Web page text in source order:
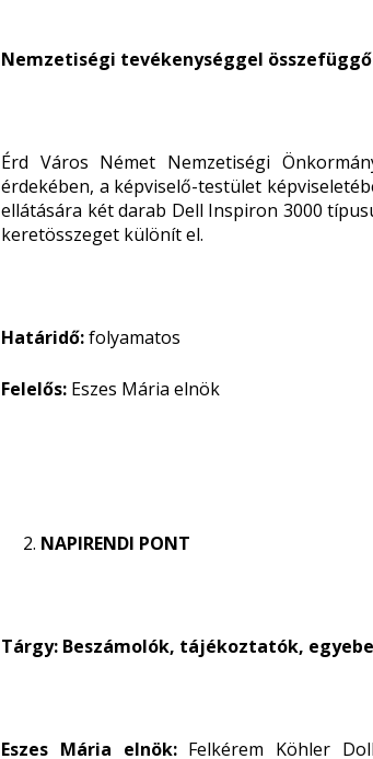
Nemzetiségi tevékenységgel
Érd Város Német Nemzetiségi
érdekében, a képviselő-testület
ellátására két darab Dell Inspiron 3000
keretösszeget különít el.
Határidő:folyamatos
Felelős: Eszes Mária elnök
NAPIRENDI PONT
Tárgy: Beszámolók, tájékoztatók,
Eszes Mária elnök: Felkérem Köhler